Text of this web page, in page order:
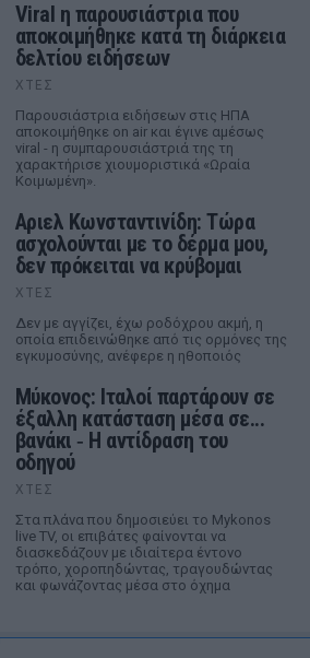
Viral η παρουσιάστρια που
αποκοιμήθηκε κατά τη διάρκεια
δελτίου ειδήσεων
ΧΤΕΣ
Παρουσιάστρια ειδήσεων στις ΗΠΑ
αποκοιμήθηκε on air και έγινε αμέσως
viral - η συμπαρουσιάστριά της τη
χαρακτήρισε χιουμοριστικά «Ωραία
Κοιμωμένη».
Αριελ Κωνσταντινίδη: Τώρα
ασχολούνται με το δέρμα μου,
δεν πρόκειται να κρύβομαι
ΧΤΕΣ
Δεν με αγγίζει, έχω ροδόχρου ακμή, η
οποία επιδεινώθηκε από τις ορμόνες της
εγκυμοσύνης, ανέφερε η ηθοποιός
Μύκονος: Ιταλοί παρτάρουν σε
έξαλλη κατάσταση μέσα σε...
βανάκι ‑ Η αντίδραση του
οδηγού
ΧΤΕΣ
Στα πλάνα που δημοσιεύει το Mykonos
live TV, οι επιβάτες φαίνονται να
διασκεδάζουν με ιδιαίτερα έντονο
τρόπο, χοροπηδώντας, τραγουδώντας
και φωνάζοντας μέσα στο όχημα